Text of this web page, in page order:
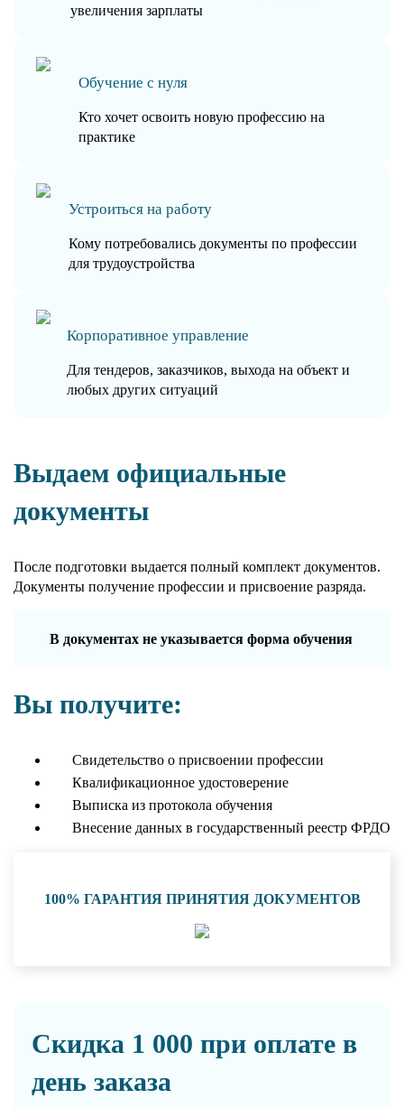
увеличения зарплаты
Обучение с нуля
Кто хочет освоить новую профессию на
практике
Устроиться на работу
Кому потребовались документы по профессии
для трудоустройства
Корпоративное управление
Для тендеров, заказчиков, выхода на объект и
любых других ситуаций
Выдаем официальные
документы
После подготовки выдается полный комплект документов.
Документы получение профессии и присвоение разряда.
В документах не указывается форма обучения
Вы получите:
Свидетельство о присвоении профессии
Квалификационное удостоверение
Выписка из протокола обучения
Внесение данных в государственный реестр ФРДО
100% ГАРАНТИЯ ПРИНЯТИЯ ДОКУМЕНТОВ
Скидка 1 000 при оплате в
день заказа